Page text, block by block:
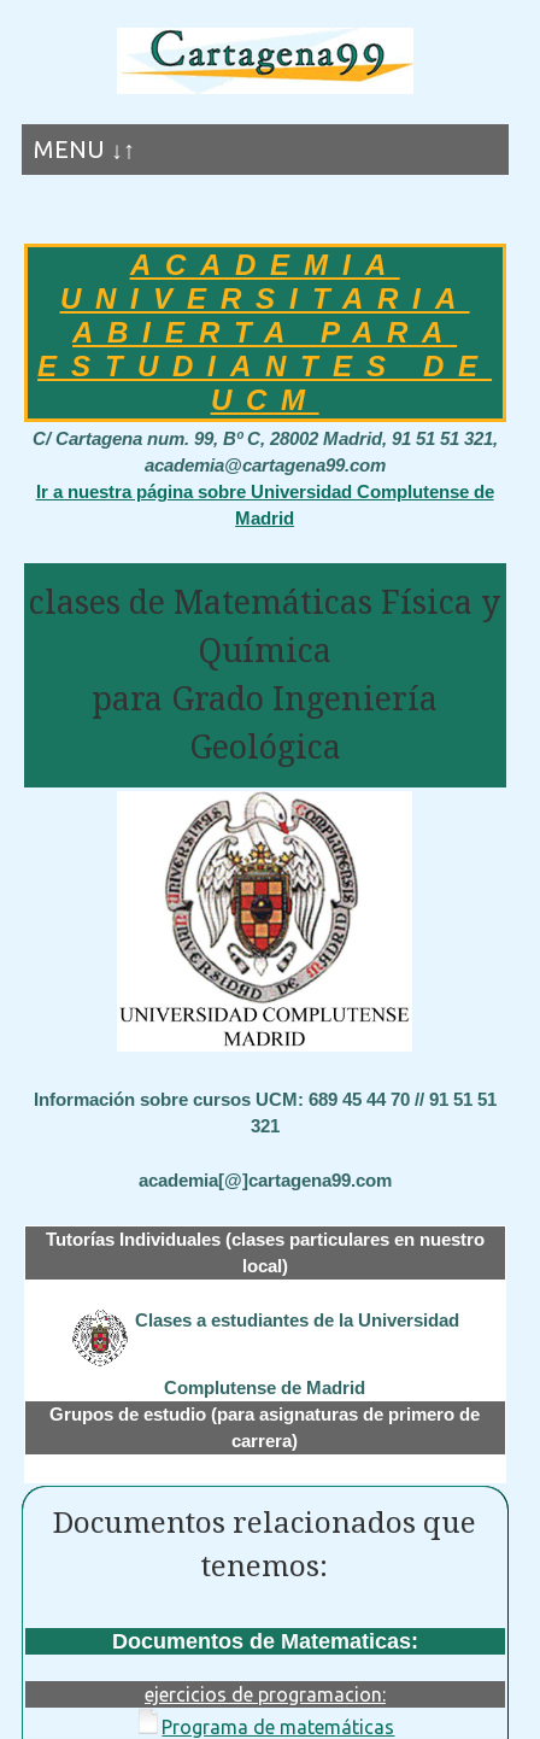
MENU ↓↑
ACADEMIA
UNIVERSITARIA
ABIERTA PARA
ESTUDIANTES DE
UCM
C/ Cartagena num. 99, Bº C, 28002 Madrid, 91 51 51 321,
academia@cartagena99.com
Ir a nuestra página sobre Universidad Complutense de
Madrid
clases de Matemáticas Física y
Química
para Grado Ingeniería
Geológica
Información sobre cursos UCM: 689 45 44 70 // 91 51 51
321
academia[@]cartagena99.com
Tutorías Individuales (clases particulares en nuestro
local)
Clases a estudiantes de la Universidad
Complutense de Madrid
Grupos de estudio (para asignaturas de primero de
carrera)
Documentos relacionados que
tenemos:
Documentos de Matematicas:
ejercicios de programacion:
Programa de matemáticas